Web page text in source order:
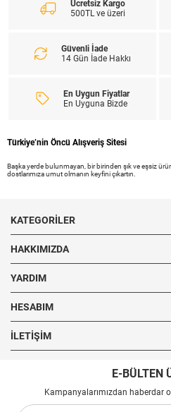
Ücretsiz Kargo
500TL ve üzeri
Güvenli İade
14 Gün İade Hakkı
En Uygun Fiyatlar
En Uyguna Bizde
Türkiye’nin Öncü Alışveriş Sitesi
Başka yerde bulunmayan, bir birinden şık ve eşsiz
dostlarımıza umut olmanın keyfini çıkartın.
KATEGORILER
HAKKIMIZDA
YARDIM
HESABIM
İLETIŞIM
E-BÜLTEN
Kampanyalarımızdan haberdar